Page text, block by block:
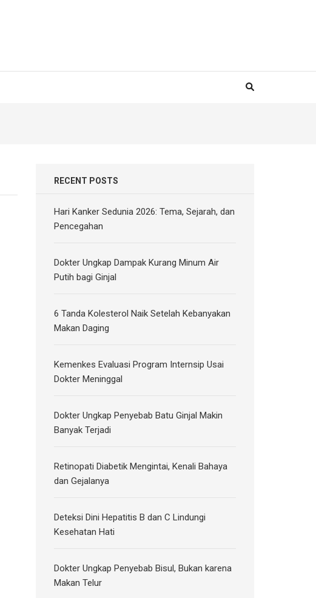
RECENT POSTS
Hari Kanker Sedunia 2026: Tema, Sejarah, dan
Pencegahan
Dokter Ungkap Dampak Kurang Minum Air
Putih bagi Ginjal
6 Tanda Kolesterol Naik Setelah Kebanyakan
Makan Daging
Kemenkes Evaluasi Program Internsip Usai
Dokter Meninggal
Dokter Ungkap Penyebab Batu Ginjal Makin
Banyak Terjadi
Retinopati Diabetik Mengintai, Kenali Bahaya
dan Gejalanya
Deteksi Dini Hepatitis B dan C Lindungi
Kesehatan Hati
Dokter Ungkap Penyebab Bisul, Bukan karena
Makan Telur